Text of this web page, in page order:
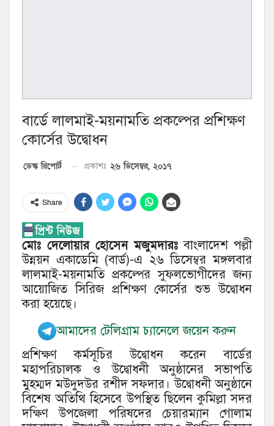
বার্ডে লালমাই-ময়নামতি প্রকল্পের প্রশিক্ষণ
কোর্সের উদ্বোধন
ডেস্ক রিপোর্ট প্রকাশঃ ২৬ ডিসেম্বর, ২০১৭
Share
মোঃ দেলোয়ার হোসেন মজুমদারঃ বাংলাদেশ পল্লী
উন্নয়ন একাডেমি (বার্ড)-এ ২৬ ডিসেম্বর মঙ্গলবার
লালমাই-ময়নামতি প্রকল্পের সুফলভোগীদের জন্য
আয়োজিত সিরিজ প্রশিক্ষণ কোর্সের শুভ উদ্বোধন
করা হয়েছে।
আমাদের টেলিগ্রাম চ্যানেলে জয়েন করুন
প্রশিক্ষণ কর্মসূচির উদ্বোধন করেন বার্ডের
মহাপরিচালক ও উদ্বোধনী অনুষ্ঠানের সভাপতি
মুহম্মদ মউদুদউর রশীদ সফদার। উদ্বোধনী অনুষ্ঠানে
বিশেষ অতিথি হিসেবে উপস্থিত ছিলেন কুমিল্লা সদর
দক্ষিণ উপজেলা পরিষদের চেয়ারম্যান গোলাম